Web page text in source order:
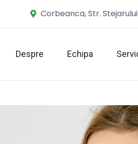
Corbeanca, Str. Stejarului
Despre Echipa